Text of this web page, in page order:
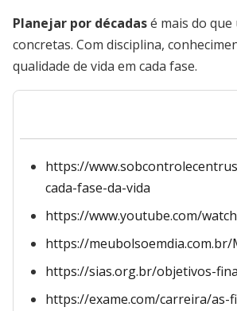
Planejar por décadasé mais do
concretas. Com disciplina,
qualidade de vida em cada fase.
https://
cada-fase-da-vida
https://www.youtube.com/
https://
https://sias.org.br/objetivos-
https://exame.com/carreira/as-